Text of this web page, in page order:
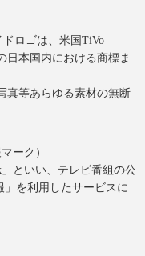
ロゴは、米国TiVo
日本国内における商標ま
真等あらゆる素材の無断
ーク）
といい、テレビ番組の公
」を利用したサービスに